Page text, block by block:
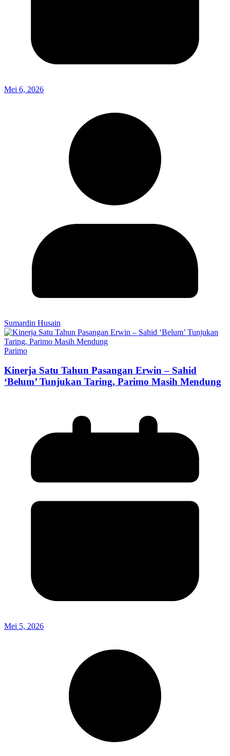
Mei 6, 2026
Sumardin Husain
Parimo
Kinerja Satu Tahun Pasangan Erwin – Sahid
‘Belum’ Tunjukan Taring, Parimo Masih Mendung
Mei 5, 2026